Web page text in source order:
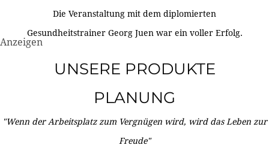
Die Veranstaltung mit dem diplomierten
Gesundheitstrainer Georg Juen war ein voller Erfolg.
Anzeigen
UNSERE PRODUKTE
PLANUNG
"Wenn der Arbeitsplatz zum Vergnügen wird, wird das Leben zur
Freude"